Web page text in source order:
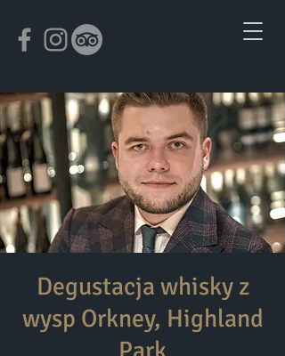
Degustacja whisky z
wysp Orkney, Highland